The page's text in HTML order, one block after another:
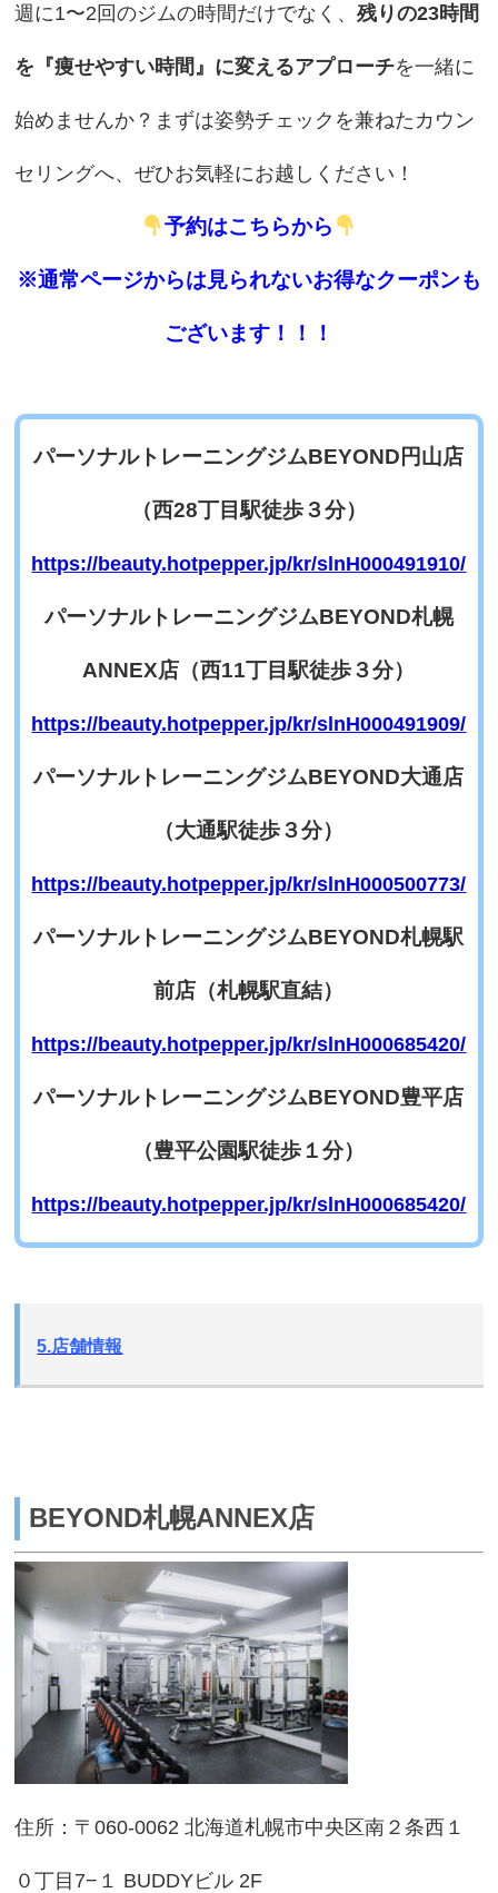
週に1〜2回のジムの時間だけでなく、残りの23時間
を『痩せやすい時間』に変えるアプローチを一緒に
始めませんか？まずは姿勢チェックを兼ねたカウン
セリングへ、ぜひお気軽にお越しください！
予約はこちらから
※通常ページからは見られないお得なクーポンも
ございます！！！
パーソナルトレーニングジムBEYOND円山店
（西28丁目駅徒歩３分）
https://beauty.hotpepper.jp/kr/slnH000491910/
パーソナルトレーニングジムBEYOND札幌
ANNEX店（西11丁目駅徒歩３分）
https://beauty.hotpepper.jp/kr/slnH000491909/
パーソナルトレーニングジムBEYOND大通店
（大通駅徒歩３分）
https://beauty.hotpepper.jp/kr/slnH000500773/
パーソナルトレーニングジムBEYOND札幌駅
前店（札幌駅直結）
https://beauty.hotpepper.jp/kr/slnH000685420/
パーソナルトレーニングジムBEYOND豊平店
（豊平公園駅徒歩１分）
https://beauty.hotpepper.jp/kr/slnH000685420/
5.店舗情報
BEYOND札幌ANNEX店
住所：〒060-0062 北海道札幌市中央区南２条西１
０丁目7−１ BUDDYビル 2F